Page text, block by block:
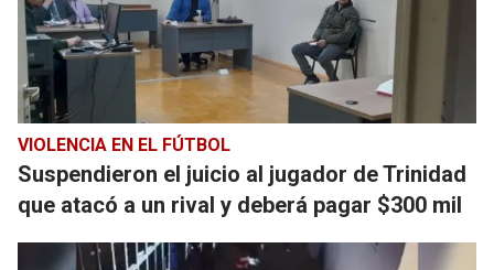
VIOLENCIA EN EL FÚTBOL
Suspendieron el juicio al jugador de Trinidad
que atacó a un rival y deberá pagar $300 mil